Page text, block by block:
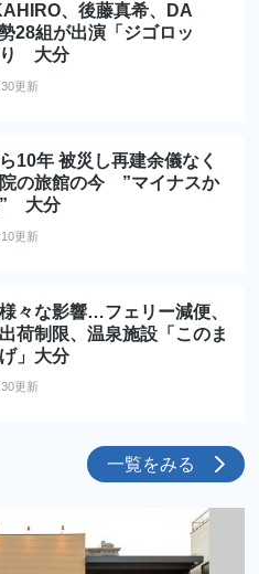
、後藤真希、DA
28組が出演「ジゴロッ
り 大分
更新
10年 被災し再建余儀なく
の旅館の今 ”マイナスか
” 大分
更新
々な影響…フェリー減便、
荷制限、温泉施設「このま
」大分
更新
一覧をみる